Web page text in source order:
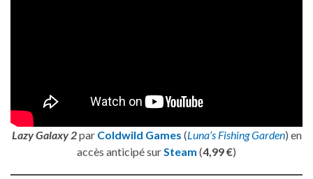
Lazy Galaxy 2par Coldwild Games (Luna’s Fishing Garden) en
accès anticipé surSteam (4,99 €)